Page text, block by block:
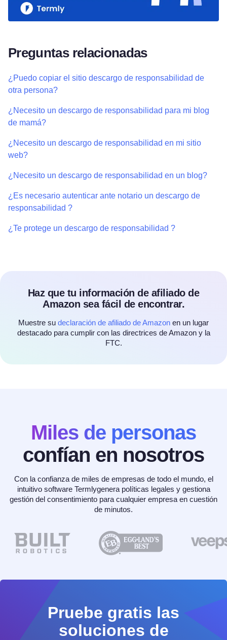
Preguntas relacionadas
¿Puedo copiar el sitio descargo de responsabilidad de
otra persona?
¿Necesito un descargo de responsabilidad para mi blog
de mamá?
¿Necesito un descargo de responsabilidad en mi sitio
web?
¿Necesito un descargo de responsabilidad en un blog?
¿Es necesario autenticar ante notario un descargo de
responsabilidad ?
¿Te protege un descargo de responsabilidad ?
Haz que tu información de afiliado de
Amazon sea fácil de encontrar.
Muestre su declaración de afiliado de Amazon en un lugar
destacado para cumplir con las directrices de Amazon y la
FTC.
Miles de personas
confían en nosotros
Con la confianza de miles de empresas de todo el mundo, el
intuitivo software Termlygenera políticas legales y gestiona
gestión del consentimiento para cualquier empresa en cuestión
de minutos.
Pruebe gratis las
soluciones de